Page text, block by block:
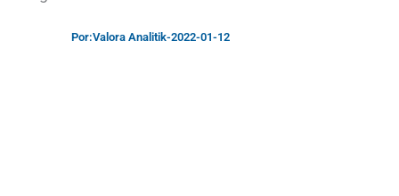
Por:Valora Analitik-2022-01-12